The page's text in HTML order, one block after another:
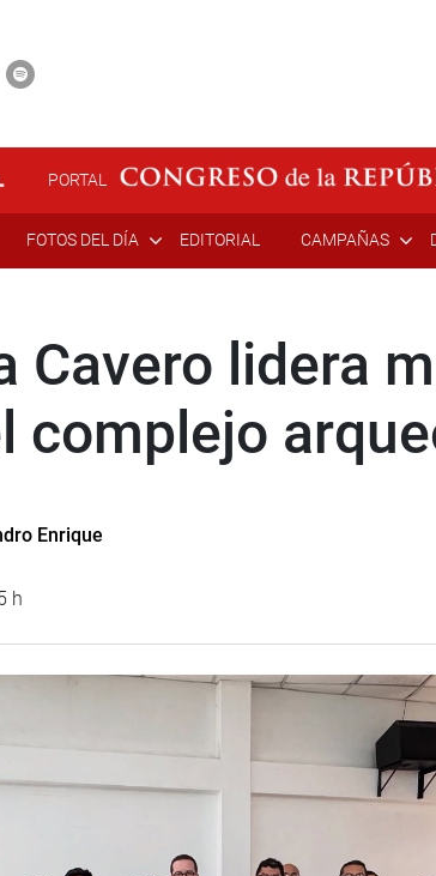
PORTAL
FOTOS DEL DÍA EDITORIAL CAMPAÑAS
Cavero lidera
complejo
Enrique
h